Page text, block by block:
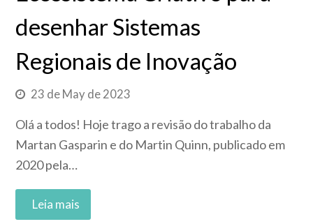
desenhar Sistemas
Regionais de Inovação
23 de May de 2023
Olá a todos! Hoje trago a revisão do trabalho da
Martan Gasparin e do Martin Quinn, publicado em
2020 pela…